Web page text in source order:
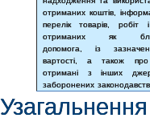
отриманих коштів,
перелік товарів, робіт
отриманих як
допомога, із
вартості, а також
отримані з інших
заборонених
Узагальнення